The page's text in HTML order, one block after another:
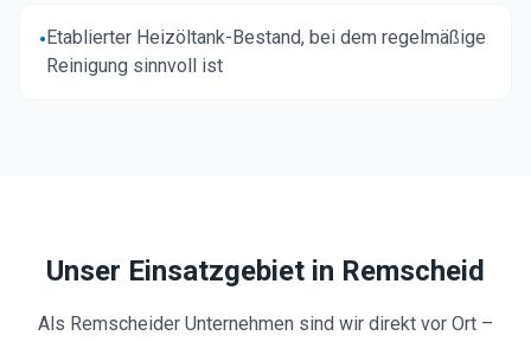
•Etablierter Heizöltank-Bestand, bei dem regelmäßige
Reinigung sinnvoll ist
Unser Einsatzgebiet in Remscheid
Als Remscheider Unternehmen sind wir direkt vor Ort –